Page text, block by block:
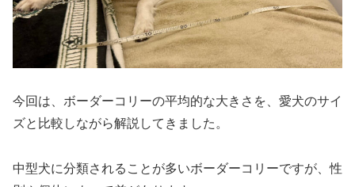
今回は、ボーダーコリーの平均的な大きさを、愛犬のサイ
ズと比較しながら解説してきました。
中型犬に分類されることが多いボーダーコリーですが、性